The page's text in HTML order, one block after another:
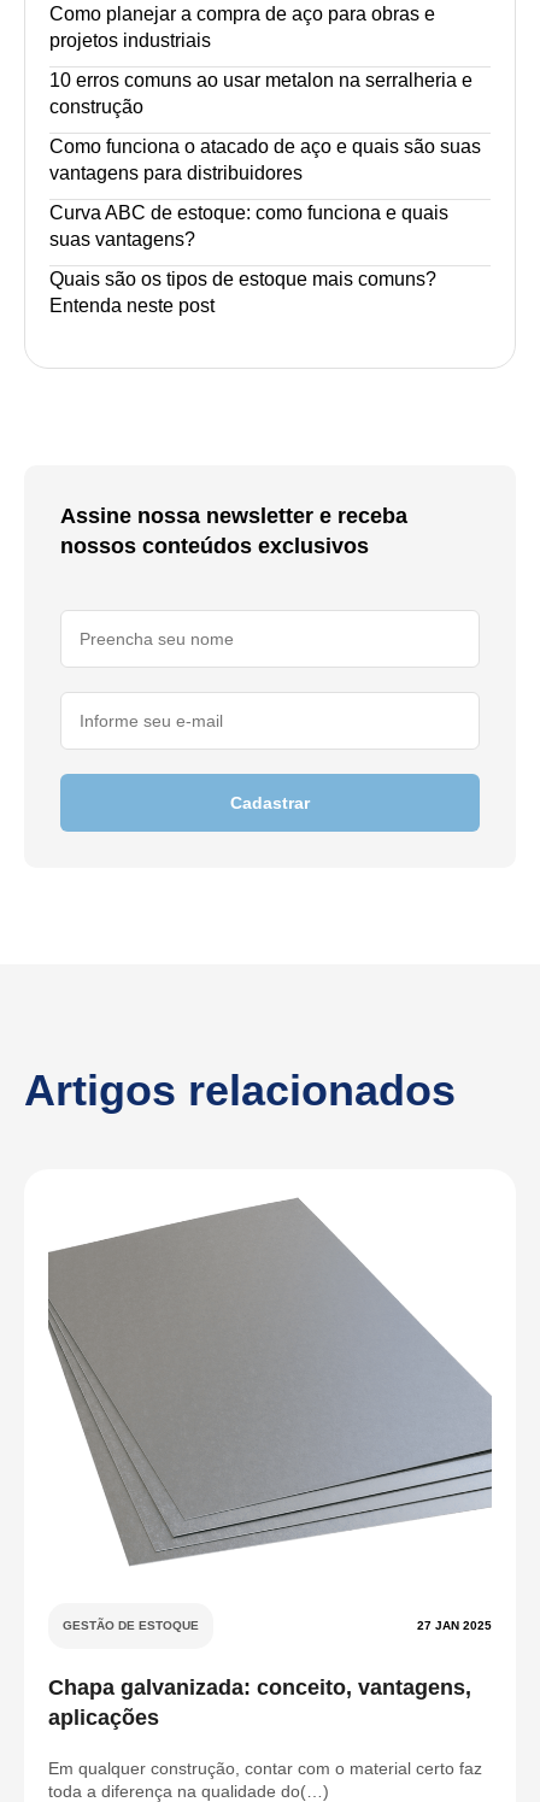
Como planejar a compra de aço para obras e
projetos industriais
10 erros comuns ao usar metalon na serralheria e
construção
Como funciona o atacado de aço e quais são suas
vantagens para distribuidores
Curva ABC de estoque: como funciona e quais
suas vantagens?
Quais são os tipos de estoque mais comuns?
Entenda neste post
Assine nossa newsletter e receba
nossos conteúdos exclusivos
Cadastrar
Artigos relacionados
GESTÃO DE ESTOQUE 27 JAN 2025
Chapa galvanizada: conceito, vantagens,
aplicações
Em qualquer construção, contar com o material certo faz
toda a diferença na qualidade do(…)